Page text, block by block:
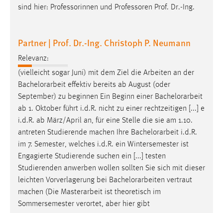
sind hier: Professorinnen und Professoren Prof. Dr.-Ing.
Partner | Prof. Dr.-Ing. Christoph P. Neumann
Relevanz:
(vielleicht sogar Juni) mit dem Ziel die Arbeiten an der
Bachelorarbeit effektiv bereits ab August (oder
September) zu beginnen Ein Beginn einer Bachelorarbeit
ab 1. Oktober führt i.d.R. nicht zu einer rechtzeitigen [...] e
i.d.R. ab März/April an, für eine Stelle die sie am 1.10.
antreten Studierende machen Ihre Bachelorarbeit i.d.R.
im 7. Semester, welches i.d.R. ein Wintersemester ist
Engagierte Studierende suchen ein [...] testen
Studierenden anwerben wollen sollten Sie sich mit dieser
leichten Vorverlagerung bei Bachelorarbeiten vertraut
machen (Die Masterarbeit ist theoretisch im
Sommersemester verortet, aber hier gibt